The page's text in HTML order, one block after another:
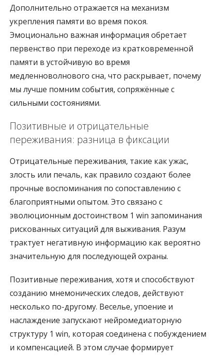
Дополнительно отражается на механизм
укрепления памяти во время покоя.
Эмоционально важная информация обретает
первенство при переходе из кратковременной
памяти в устойчивую во время
медленноволнового сна, что раскрывает, почему
мы лучше помним события, сопряжённые с
сильными состояниями.
Позитивные и отрицательные
переживания: разница в фиксации
Отрицательные переживания, такие как ужас,
злость или печаль, как правило создают более
прочные воспоминания по сопоставлению с
благоприятными опытом. Это связано с
эволюционным достоинством 1 win запоминания
рискованных ситуаций для выживания. Разум
трактует негативную информацию как вероятно
значительную для последующей охраны.
Позитивные переживания, хотя и способствуют
созданию мнемонических следов, действуют
несколько по-другому. Веселье, упоение и
наслаждение запускают нейромедиаторную
структуру 1 win, которая соединена с побуждением
и компенсацией. В этом случае формирует